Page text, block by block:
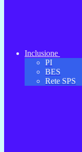
Inclusione
PI
BES
Rete SPS